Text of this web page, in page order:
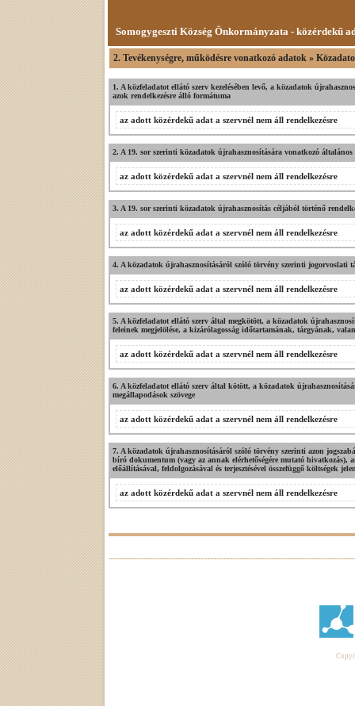
Somogygeszti Község Önkormányzata - közérdekű
2. Tevékenységre, működésre vonatkozó adatok »
1. A közfeladatot ellátó szerv kezelésében levő, a közadatok
azok rendelkezésre álló formátuma
az adott közérdekű adat a szervnél nem áll rendelkezésre
2. A 19. sor szerinti közadatok újrahasznosítására vonatkozó
az adott közérdekű adat a szervnél nem áll rendelkezésre
3. A 19. sor szerinti közadatok újrahasznosítás céljából történő
az adott közérdekű adat a szervnél nem áll rendelkezésre
4. A közadatok újrahasznosításáról szóló törvény szerinti jogorvoslati
az adott közérdekű adat a szervnél nem áll rendelkezésre
5. A közfeladatot ellátó szerv által megkötött, a közadatok
feleinek megjelölése, a kizárólagosság időtartamának, tárgyának,
az adott közérdekű adat a szervnél nem áll rendelkezésre
6. A közfeladatot ellátó szerv által kötött, a közadatok
megállapodások szövege
az adott közérdekű adat a szervnél nem áll rendelkezésre
7. A közadatok újrahasznosításáról szóló törvény szerinti azon
bíró dokumentum (vagy az annak elérhetőségére mutató hivatkozás),
előállításával, feldolgozásával és terjesztésével összefüggő költségek
az adott közérdekű adat a szervnél nem áll rendelkezésre